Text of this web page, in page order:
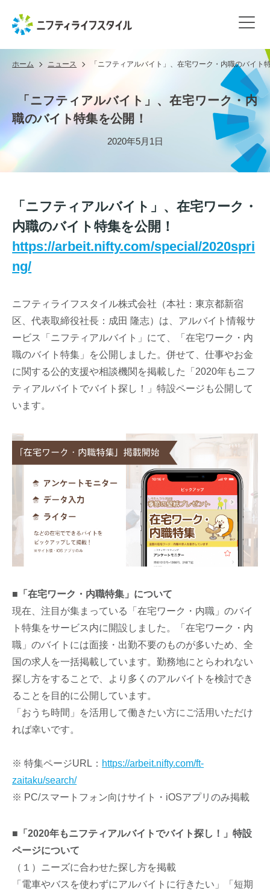
ホーム ニュース 「ニフティアルバイト」、在宅ワーク・内職のバイト
「ニフティアルバイト」、在宅ワーク・内
職のバイト特集を公開！
2020年5月1日
「ニフティアルバイト」、在宅ワーク・
内職のバイト特集を公開！
https://arbeit.nifty.com/special/2020spri
ng/
ニフティライフスタイル株式会社（本社：東京都新宿
区、代表取締役社長：成田 隆志）は、アルバイト情報サ
ービス「ニフティアルバイト」にて、「在宅ワーク・内
職のバイト特集」を公開しました。併せて、仕事やお金
に関する公的支援や相談機関を掲載した「2020年もニフ
ティアルバイトでバイト探し！」特設ページも公開して
います。
■「在宅ワーク・内職特集」について
現在、注目が集まっている「在宅ワーク・内職」のバイ
ト特集をサービス内に開設しました。「在宅ワーク・内
職」のバイトには面接・出勤不要のものが多いため、全
国の求人を一括掲載しています。勤務地にとらわれない
探し方をすることで、より多くのアルバイトを検討でき
ることを目的に公開しています。
「おうち時間」を活用して働きたい方にご活用いただけ
れば幸いです。
※ 特集ページURL： https://arbeit.nifty.com/ft-
zaitaku/search/
※ PC/スマートフォン向けサイト・iOSアプリのみ掲載
■「2020年もニフティアルバイトでバイト探し！」特設
ページについて
（１）ニーズに合わせた探し方を掲載
「電車やバスを使わずにアルバイトに行きたい」「短期